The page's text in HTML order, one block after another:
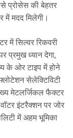
प्रोसेस की बेहतर
मदद मिलेगी।
में सिल्वर रिकवरी
प्रमुख ध्यान देगा,
के ओर टाइप में होने
सेलेक्टिविटी
मेटलर्जिकल फैक्टर
इंटरैक्शन पर जोर
में अहम भूमिका